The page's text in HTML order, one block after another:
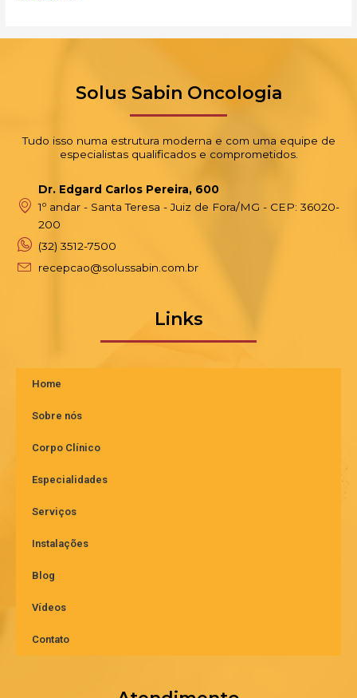
Solus Sabin Oncologia
Tudo isso numa estrutura moderna e com uma equipe de
especialistas qualificados e comprometidos.
Dr. Edgard Carlos Pereira, 600
1º andar - Santa Teresa - Juiz de Fora/MG - CEP: 36020-
200
(32) 3512-7500
recepcao@solussabin.com.br
Links
Home
Sobre nós
Corpo Clínico
Especialidades
Serviços
Instalações
Blog
Vídeos
Contato